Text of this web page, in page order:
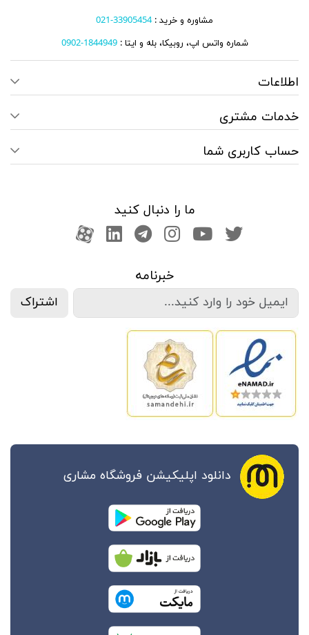
مشاوره و خرید :33905454-021
شماره واتس اپ، روبیکا، بله و ایتا : 1844949-0902
اطلاعات
خدمات مشتری
حساب کاربری شما
ما را دنبال کنید
صفحه تویتر
کانال یوتوب
اینستاگرام
کانال تلگرام
کانال لینکدین
آپارات
خبرنامه
اشتراک
دانلود اپلیکیشن فروشگاه مشاری